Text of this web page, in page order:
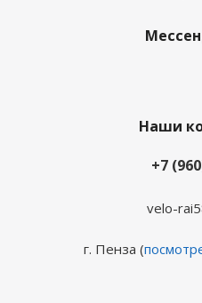
Наши
+7
velo-
г. Пенза (